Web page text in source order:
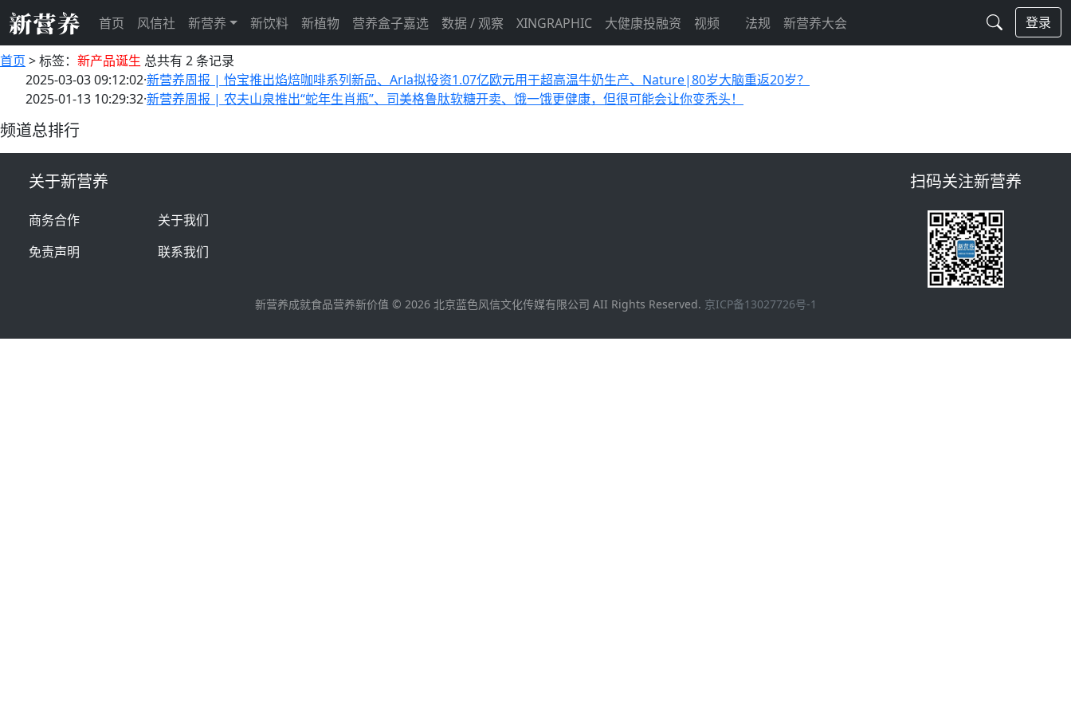
首页 风信社 新营养 新饮料 新植物 营养盒子嘉选 数据 / 观察 XINGRAPHIC 大健康投融资 视频 法规 新营养大会 登录
首页 >标签： 新产品诞生 总共有 2 条记录
2025-03-03 09:12:02·新营养周报 | 怡宝推出焰焙咖啡系列新品、Arla拟投资1.07亿欧元用于超高温牛奶生产、Nature|80岁大脑重返20岁？
2025-01-13 10:29:32·新营养周报 | 农夫山泉推出“蛇年生肖瓶”、司美格鲁肽软糖开卖、饿一饿更健康，但很可能会让你变秃头！
频道总排行
关于新营养
商务合作
关于我们
免责声明
联系我们
扫码关注新营养
新营养成就食品营养新价值 © 2026北京蓝色风信文化传媒有限公司 AII Rights Reserved. 京ICP备13027726号-1